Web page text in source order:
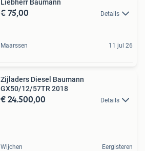
Liebherr Baumann
€ 75,00 Details
Maarssen 11 jul 26
Zijladers Diesel Baumann
GX50/12/57TR 2018
€ 24.500,00 Details
Wijchen Eergisteren